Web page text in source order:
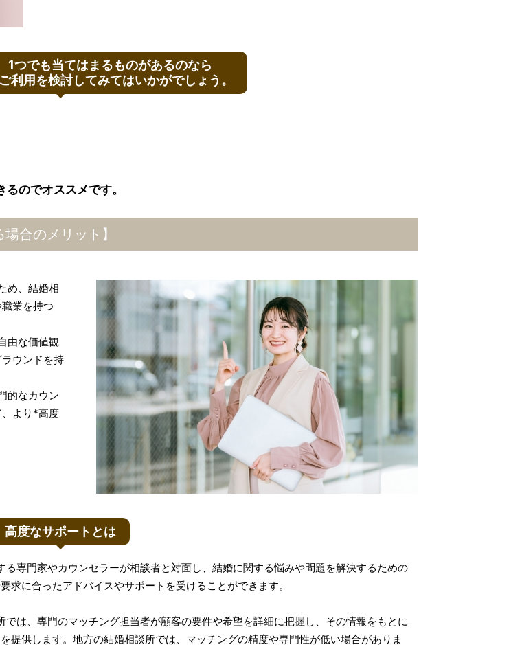
1つでも当てはまるものがあるのなら
利用を検討してみてはいかがでしょう。
のでオススメです。
合のメリット】
め、結婚相
業を持つ
由な価値観
ウンドを持
的なカウン
、より*高度
高度なサポートとは
る専門家やカウンセラーが相談者と対面し、結婚に関する悩みや問題を解決するための
に合ったアドバイスやサポートを受けることができます。
では、専門のマッチング担当者が顧客の要件や希望を詳細に把握し、その情報をもとに
提供します。地方の結婚相談所では、マッチングの精度や専門性が低い場合がありま